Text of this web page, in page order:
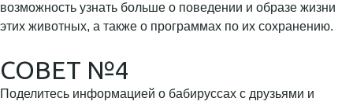
возможность узнать больше о поведении и образе жизни
этих животных, а также о программах по их сохранению.
СОВЕТ №4
Поделитесь информацией о бабируссах с друзьями и